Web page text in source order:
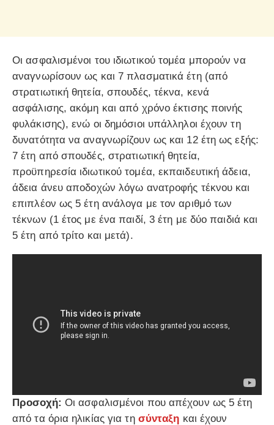
Οι ασφαλισμένοι του ιδιωτικού τομέα μπορούν να
αναγνωρίσουν ως και 7 πλασματικά έτη (από
στρατιωτική θητεία, σπουδές, τέκνα, κενά
ασφάλισης, ακόμη και από χρόνο έκτισης ποινής
φυλάκισης), ενώ οι δημόσιοι υπάλληλοι έχουν τη
δυνατότητα να αναγνωρίζουν ως και 12 έτη ως εξής:
7 έτη από σπουδές, στρατιωτική θητεία,
προϋπηρεσία ιδιωτικού τομέα, εκπαιδευτική άδεια,
άδεια άνευ αποδοχών λόγω ανατροφής τέκνου και
επιπλέον ως 5 έτη ανάλογα με τον αριθμό των
τέκνων (1 έτος με ένα παιδί, 3 έτη με δύο παιδιά και
5 έτη από τρίτο και μετά).
Προσοχή: Οι ασφαλισμένοι που απέχουν ως 5 έτη
από τα όρια ηλικίας για τη σύνταξη και έχουν